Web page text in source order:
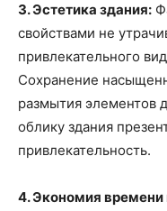
3. Эстетика здания:
свойствами не
привлекательного
Сохранение
размытия элементов
облику здания
привлекательность.
4. Экономия времени